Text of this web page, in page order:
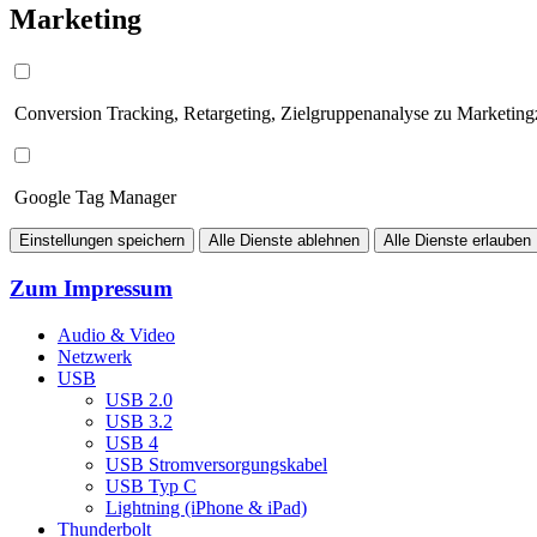
Marketing
Conversion Tracking, Retargeting, Zielgruppenanalyse zu
Google Tag Manager
Einstellungen speichern Alle Dienste ablehnen Alle Dienste erlauben
Zum Impressum
Audio & Video
Netzwerk
USB
USB 2.0
USB 3.2
USB 4
USB Stromversorgungskabel
USB Typ C
Lightning (iPhone & iPad)
Thunderbolt